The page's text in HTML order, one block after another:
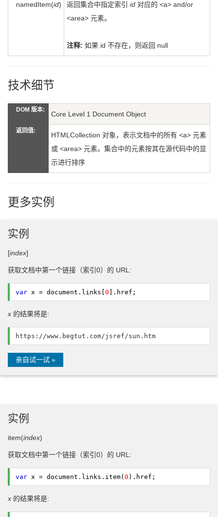
namedItem(id) 返回集合中指定索引 id 对应的 <a> and/or
<area> 元素。
注释: 如果 id 不存在，则返回 null
技术细节
DOM 版本:
Core Level 1 Document Object
返回值:
HTMLCollection 对象，表示文档中的所有 <a> 元素
或 <area> 元素。集合中的元素按其在源代码中的显
示进行排序
更多实例
实例
[index]
获取文档中第一个链接（索引0）的 URL:
var x = document. links 0 ]. href ;
x 的结果将是:
https://www.begtut.com/jsref/sun.htm
亲自试一试 »
实例
item(index)
获取文档中第一个链接（索引0）的 URL:
var x = document. links . item(0 ). href ;
x 的结果将是: